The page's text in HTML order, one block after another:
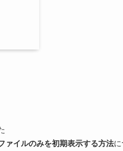
ァイルのみを初期表示する方法に